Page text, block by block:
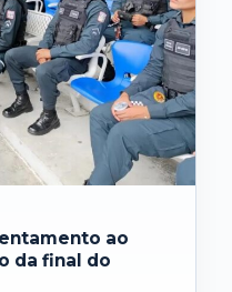
ao
da final do